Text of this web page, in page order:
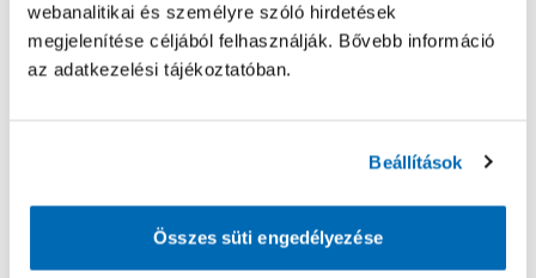
webanalitikai és személyre szóló hirdetések
megjelenítése céljából felhasználják. Bővebb információ
az adatkezelési tájékoztatóban.
Beállítások
Összes süti engedélyezése